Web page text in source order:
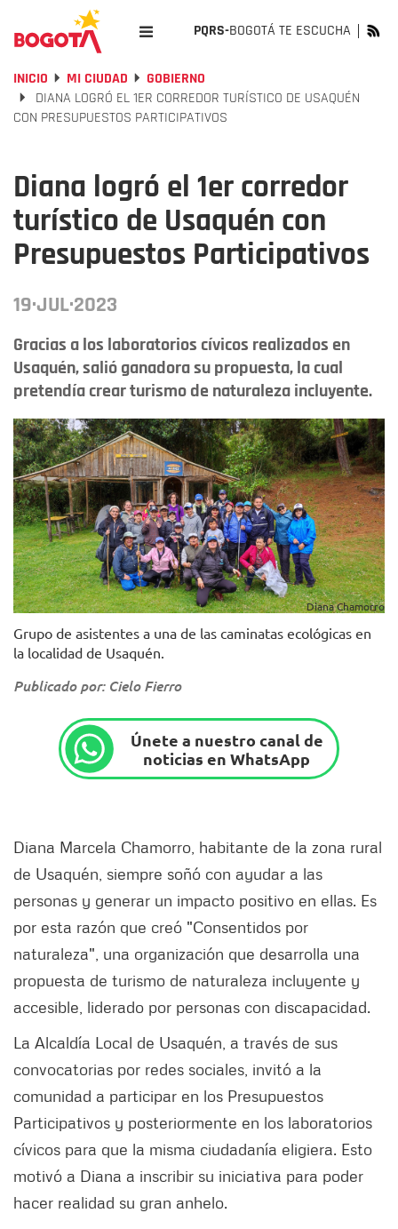
PQRS-BOGOTÁ TE ESCUCHA
INICIO MI CIUDAD
GOBIERNO
DIANA LOGRÓ EL 1ER CORREDOR TURÍSTICO DE USAQUÉN
CON PRESUPUESTOS PARTICIPATIVOS
Diana logró el 1er corredor
turístico de Usaquén con
Presupuestos Participativos
19·JUL·2023
Gracias a los laboratorios cívicos realizados en
Usaquén, salió ganadora su propuesta, la cual
pretendía crear turismo de naturaleza incluyente.
Diana Chamorro
Grupo de asistentes a una de las caminatas ecológicas en
la localidad de Usaquén.
Publicado por: Cielo Fierro
Únete a nuestro canal de
noticias en WhatsApp
Diana Marcela Chamorro, habitante de la zona rural
de Usaquén, siempre soñó con ayudar a las
personas y generar un impacto positivo en ellas. Es
por esta razón que creó "Consentidos por
naturaleza", una organización que desarrolla una
propuesta de turismo de naturaleza incluyente y
accesible, liderado por personas con discapacidad.
La Alcaldía Local de Usaquén, a través de sus
convocatorias por redes sociales, invitó a la
comunidad a participar en los Presupuestos
Participativos y posteriormente en los laboratorios
cívicos para que la misma ciudadanía eligiera. Esto
motivó a Diana a inscribir su iniciativa para poder
hacer realidad su gran anhelo.